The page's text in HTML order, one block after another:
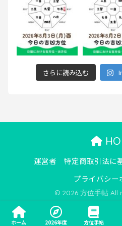
さらに読み込む
運営者 特定商取引法に
プライバシー
© 2026 方位手帖 All
ホーム 2026年度 方位手帖